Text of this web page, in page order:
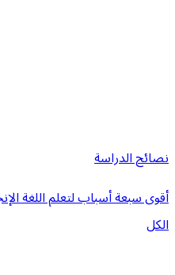
نصائح الدراسة
أقوى سبعة أسباب لتعلم اللغة
الكل